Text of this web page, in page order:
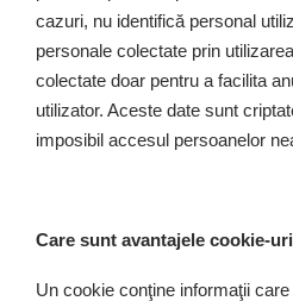
cazuri, nu identifică personal
personale colectate prin
colectate doar pentru a facilita
utilizator. Aceste date sunt
imposibil accesul persoanelor
Care sunt avantajele cookie-
Un cookie conţine informaţii